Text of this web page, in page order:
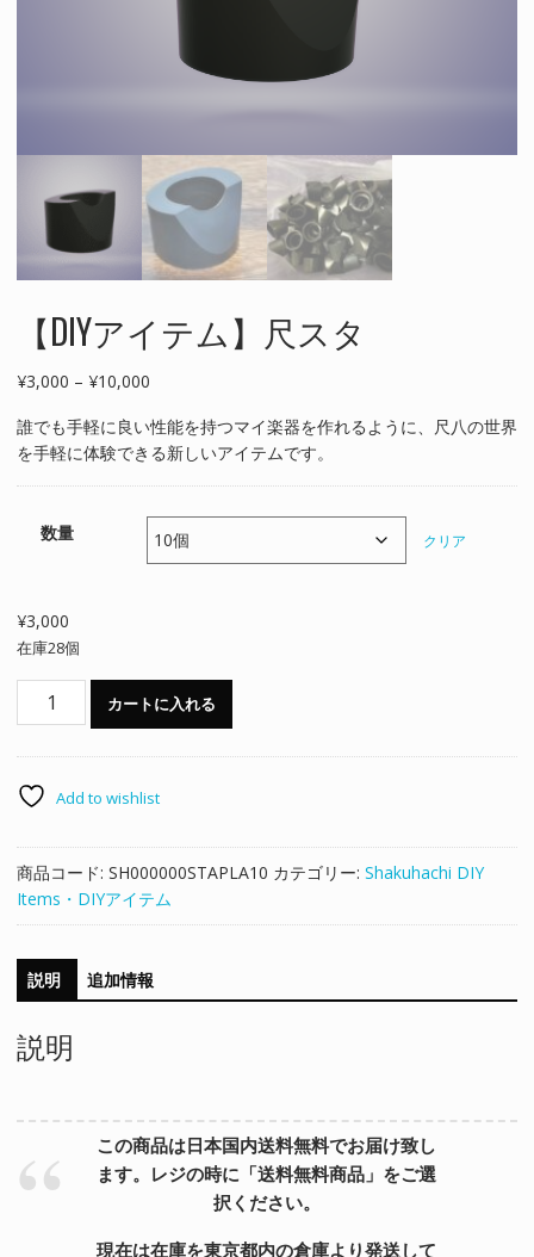
【DIYアイテム】尺スタ
¥3,000 – ¥10,000価
帯:
¥3,000
–
¥10,000
誰でも手軽に良い性能を持つマイ楽器を作れるように、尺八の世界
を手軽に体験できる新しいアイテムです。
数量 クリア
¥3,000
在庫28個
【DIY
ム】
ス
タ
個
カートに入れる
Add to wishlist
商品コード: SH000000STAPLA10 カテゴリー: Shakuhachi DIY
Items・DIYアイテム
説明 追加情報
説明
この商品は日本国内送料無料でお届け致し
ます。レジの時に「送料無料商品」をご選
択ください。
現在は在庫を東京都内の倉庫より発送して